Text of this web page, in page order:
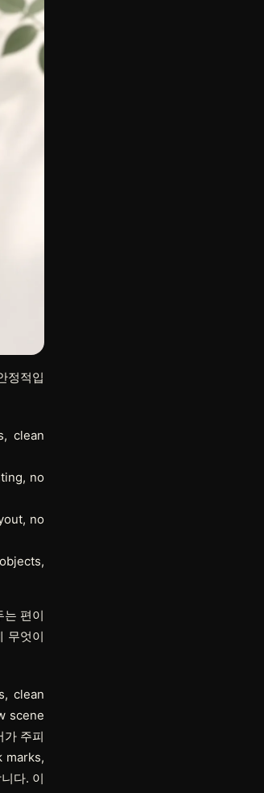
정적입
clean
no
no
는 편이
무엇이
clean
scene
주피
marks,
다. 이